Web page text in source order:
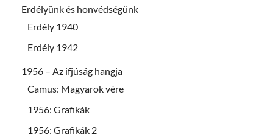
Erdélyünk és honvédségünk
Erdély 1940
Erdély 1942
1956 – Az ifjúság hangja
Camus: Magyarok vére
1956: Grafikák
1956: Grafikák 2